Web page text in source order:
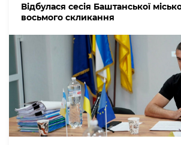
Відбулася сесія Баштанської
восьмого скликання